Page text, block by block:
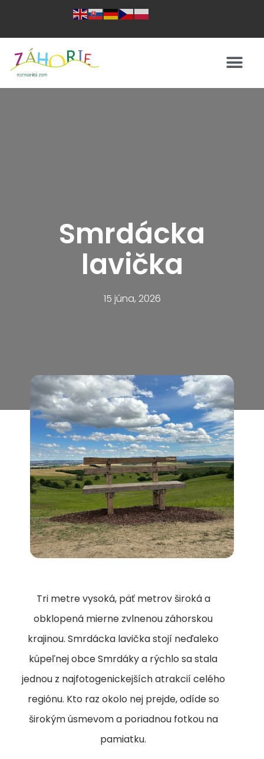
Smrdácka
lavička
15 júna, 2026
Tri metre vysoká, päť metrov široká a
obklopená mierne zvlnenou záhorskou
krajinou. Smrdácka lavička stojí neďaleko
kúpeľnej obce Smrdáky a rýchlo sa stala
jednou z najfotogenickejších atrakcií celého
regiónu. Kto raz okolo nej prejde, odíde so
širokým úsmevom a poriadnou fotkou na
pamiatku.